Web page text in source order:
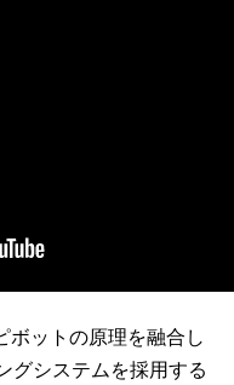
ボットの原理を融合し
グシステムを採用する